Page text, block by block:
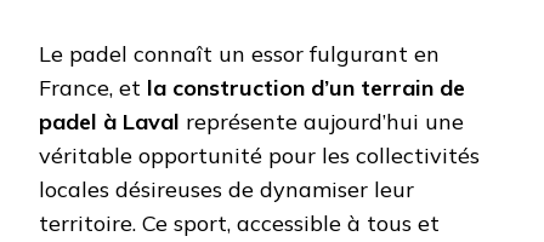
Le padel connaît un essor fulgurant en
France, et la construction d’un terrain de
padel à Laval représente aujourd’hui une
véritable opportunité pour les collectivités
locales désireuses de dynamiser leur
territoire. Ce sport, accessible à tous et